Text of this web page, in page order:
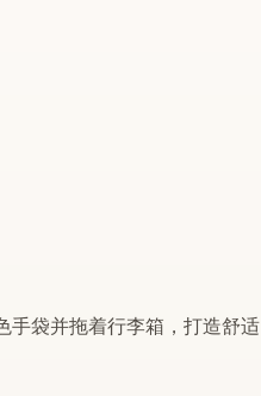
手袋并拖着行李箱，打造舒适